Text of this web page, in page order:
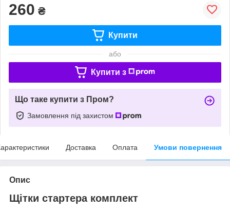
260 ₴
Купити
або
Купити з
Що таке купити з Пром?
Замовлення під захистом
Доставка Оплата Умови повернення
Опис
Щітки стартера комплект